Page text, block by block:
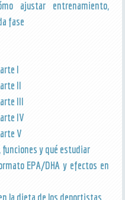
ajustar entrenamiento,
fase
I
II
III
IV
V
y qué estudiar
EPA/DHA y efectos en
la dieta de los deportistas